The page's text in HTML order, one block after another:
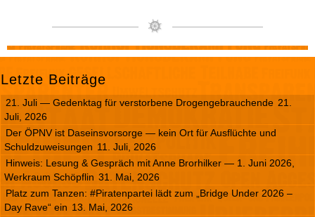
Letzte Beiträge
21. Juli — Gedenktag für verstorbene Drogengebrauchende 21.
Juli, 2026
Der ÖPNV ist Daseinsvorsorge — kein Ort für Ausflüchte und
Schuldzuweisungen 11. Juli, 2026
Hinweis: Lesung & Gespräch mit Anne Brorhilker — 1. Juni 2026,
Werkraum Schöpflin 31. Mai, 2026
Platz zum Tanzen: #Piratenpartei lädt zum „Bridge Under 2026 –
Day Rave“ ein 13. Mai, 2026